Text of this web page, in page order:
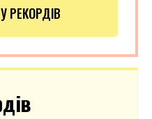
РЕКОРДІВ